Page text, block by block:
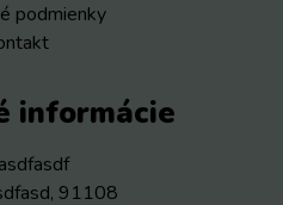
podmienky
informácie
asdfasdf
91108